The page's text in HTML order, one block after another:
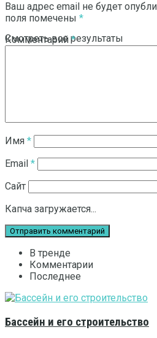
Смотреть все результаты
Ваш адрес email не будет
поля помечены *
Комментарий*
Имя *
Email *
Сайт
Капча загружается...
В тренде
Комментарии
Последнее
Бассейн и его строительство